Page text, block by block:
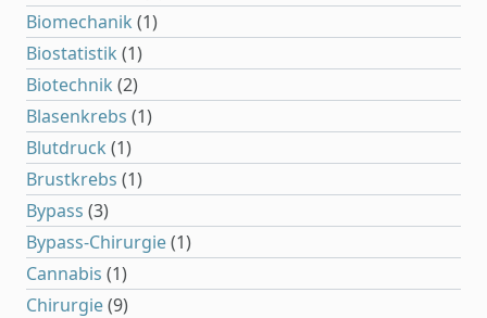
Biomechanik (1)
Biostatistik (1)
Biotechnik (2)
Blasenkrebs (1)
Blutdruck (1)
Brustkrebs (1)
Bypass (3)
Bypass-Chirurgie(1)
Cannabis (1)
Chirurgie(9)